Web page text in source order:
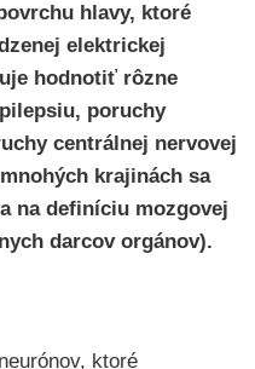
hlavy, ktoré
elektrickej
hodnotiť rôzne
poruchy
centrálnej nervovej
krajinách sa
na definíciu mozgovej
darcov orgánov).
ktoré